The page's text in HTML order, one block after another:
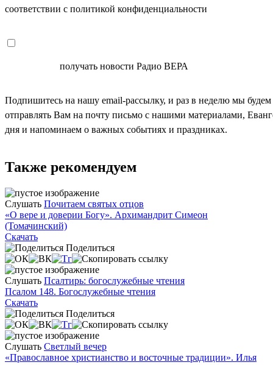
соответствии с политикой конфиденциальности
получать новости Радио ВЕРА
Подпишитесь на нашу email-рассылку, и раз в неделю мы будем
отправлять Вам на почту письмо с нашими материалами,
дня и напоминаем о важных событиях и праздниках.
Также рекомендуем
Слушать Почитаем святых отцов
«О вере и доверии Богу». Архимандрит Симеон
(Томачинский)
Скачать
Поделиться
Слушать Псалтирь: богослужебные чтения
Псалом 148. Богослужебные чтения
Скачать
Поделиться
Слушать Светлый вечер
«Православное христианство и восточные традиции». Илья